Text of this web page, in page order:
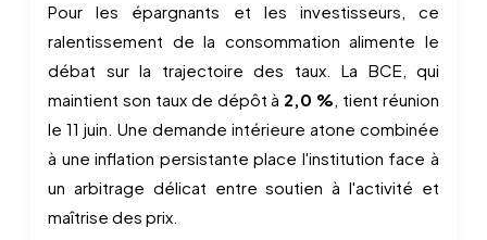
Pour les épargnants et les investisseurs, ce
ralentissement de la consommation alimente le
débat sur la trajectoire des taux. La BCE, qui
maintient son taux de dépôt à 2,0 %, tient réunion
le 11 juin. Une demande intérieure atone combinée
à une inflation persistante place l'institution face à
un arbitrage délicat entre soutien à l'activité et
maîtrise des prix.